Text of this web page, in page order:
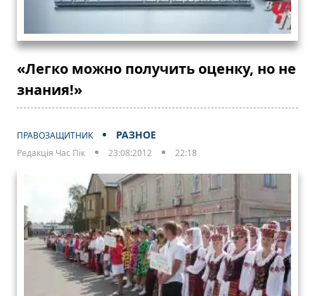
«Легко можно получить оценку, но не
знания!»
ПРАВОЗАЩИТНИК РАЗНОЕ
Редакція Час Пік 23:08:2012 22:18